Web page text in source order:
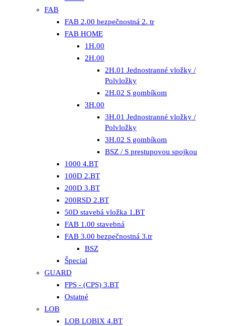
FAB
FAB 2.00 bezpečnostná 2. tr
FAB HOME
1H.00
2H.00
2H.01 Jednostranné vložky /
Polvložky
2H.02 S gombíkom
3H.00
3H.01 Jednostranné vložky /
Polvložky
3H.02 S gombíkom
BSZ / S prestupovou spojkou
1000 4.BT
100D 2.BT
200D 3.BT
200RSD 2.BT
50D stavebá vložka 1.BT
FAB 1.00 stavebná
FAB 3.00 bezpečnostná 3.tr
BSZ
Špecial
GUARD
FPS - (CPS) 3.BT
Ostatné
LOB
LOB LOBIX 4.BT